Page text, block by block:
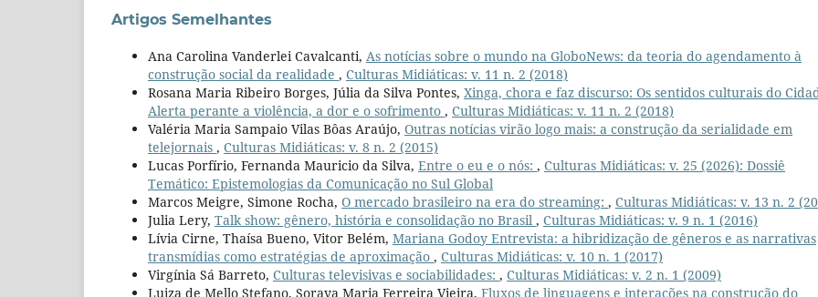
Artigos Semelhantes
Ana Carolina Vanderlei Cavalcanti, As notícias sobre o mundo na GloboNews: da teoria do agendamento à
construção social da realidade , Culturas Midiáticas: v. 11 n. 2 (2018)
Rosana Maria Ribeiro Borges, Júlia da Silva Pontes, Xinga, chora e faz discurso: Os sentidos culturais do
Alerta perante a violência, a dor e o sofrimento , Culturas Midiáticas: v. 11 n. 2 (2018)
Valéria Maria Sampaio Vilas Bôas Araújo, Outras notícias virão logo mais: a construção da serialidade em
telejornais , Culturas Midiáticas: v. 8 n. 2 (2015)
Lucas Porfírio, Fernanda Mauricio da Silva, Entre o eu e o nós: , Culturas Midiáticas: v. 25 (2026): Dossiê
Temático: Epistemologias da Comunicação no Sul Global
Marcos Meigre, Simone Rocha, O mercado brasileiro na era do streaming: , Culturas Midiáticas: v. 13 n. 2
Julia Lery, Talk show: gênero, história e consolidação no Brasil , Culturas Midiáticas: v. 9 n. 1 (2016)
Lívia Cirne, Thaísa Bueno, Vitor Belém, Mariana Godoy Entrevista: a hibridização de gêneros e as narrativas
transmídias como estratégias de aproximação , Culturas Midiáticas: v. 10 n. 1 (2017)
Virgínia Sá Barreto, Culturas televisivas e sociabilidades: , Culturas Midiáticas: v. 2 n. 1 (2009)
Luiza de Mello Stefano, Soraya Maria Ferreira Vieira, Fluxos de linguagens e interações na construção do